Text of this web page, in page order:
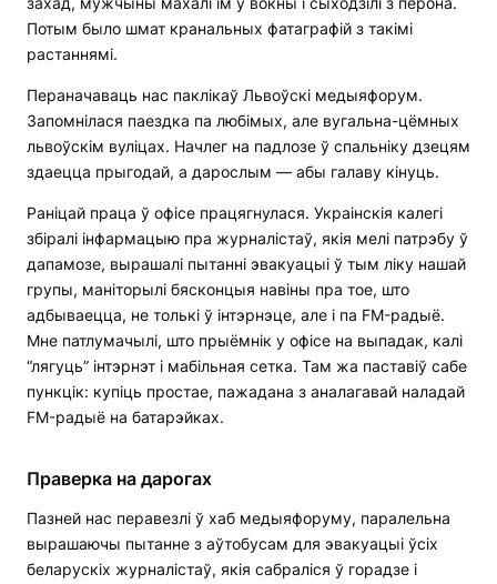
Потым было шмат кранальных фатаграфій з такімі
растаннямі.
Пераначаваць нас паклікаў Львоўскі медыяфорум.
Запомнілася паездка па любімых, але вугальна-цёмных
львоўскім вуліцах. Начлег на падлозе ў спальніку дзецям
здаецца прыгодай, а дарослым — абы галаву кінуць.
Раніцай праца ў офісе працягнулася. Украінскія калегі
збіралі інфармацыю пра журналістаў, якія мелі патрэбу ў
дапамозе, вырашалі пытанні эвакуацыі ў тым ліку нашай
групы, маніторылі бясконцыя навіны пра тое, што
адбываецца, не толькі ў інтэрнэце, але і па FM-радыё.
Мне патлумачылі, што прыёмнік у офісе на выпадак, калі
“лягуць” інтэрнэт і мабільная сетка. Там жа паставіў сабе
пункцік: купіць простае, пажадана з аналагавай наладай
FM-радыё на батарэйках.
Праверка на дарогах
Пазней нас перавезлі ў хаб медыяфоруму, паралельна
вырашаючы пытанне з аўтобусам для эвакуацыі ўсіх
беларускіх журналістаў, якія сабраліся ў горадзе і